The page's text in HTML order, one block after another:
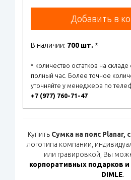
Добавить в
В наличии: 700 шт. *
* количество остатков на
полный час. Более точное
уточняйте у менеджера по
+7 (977) 760-71-47
Купить Сумка на пояс Planar,
логотипа компании,
или гравировкой, Вы
корпоративных подарков и
DIMLE.